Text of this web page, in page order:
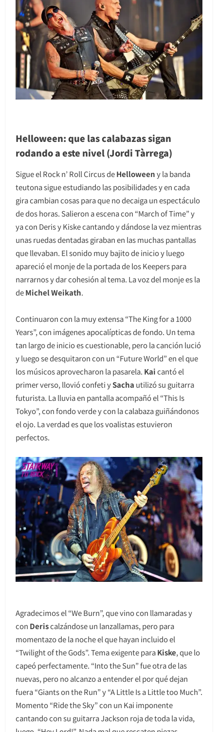
Helloween: que las calabazas sigan
rodando a este nivel (Jordi Tàrrega)
Sigue el Rock n’ Roll Circus deHelloweeny la banda
teutona sigue estudiando las posibilidades y en cada
gira cambian cosas para que no decaiga un espectáculo
de dos horas. Salieron a escena con “March of Time” y
ya con Deris y Kiske cantando y dándose la vez mientras
unas ruedas dentadas giraban en las muchas pantallas
que llevaban. El sonido muy bajito de inicio y luego
apareció el monje de la portada de los Keepers para
narrarnos y dar cohesión al tema. La voz del monje es la
deMichel Weikath.
Continuaron con la muy extensa “The King for a 1000
Years”, con imágenes apocalípticas de fondo. Un tema
tan largo de inicio es cuestionable, pero la canción lució
y luego se desquitaron con un “Future World” en el que
los músicos aprovecharon la pasarela. Kaicantó el
primer verso, llovió confeti ySacha utilizó su guitarra
futurista. La lluvia en pantalla acompañó el “This Is
Tokyo”, con fondo verde y con la calabaza guiñándonos
el ojo. La verdad es que los voalistas estuvieron
perfectos.
Agradecimos el “We Burn”, que vino con llamaradas y
con Deriscalzándose un lanzallamas, pero para
momentazo de la noche el que hayan incluido el
“Twilight of the Gods”. Tema exigente paraKiske, que lo
capeó perfectamente. “Into the Sun” fue otra de las
nuevas, pero no alcanzo a entender el por qué dejan
fuera “Giants on the Run” y “A Little Is a Little too Much”.
Momento “Ride the Sky” con un Kai imponente
cantando con su guitarra Jackson roja de toda la vida,